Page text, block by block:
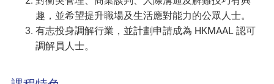
趣，並希望提升職場及生活應對能力的公眾人士。
有志投身調解行業，並計劃申請成為 HKMAAL 認可
調解員人士。